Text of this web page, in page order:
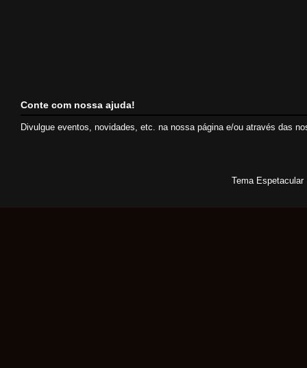
Conte com nossa ajuda!
Divulgue eventos, novidades, etc. na nossa página e/ou através das
Tema